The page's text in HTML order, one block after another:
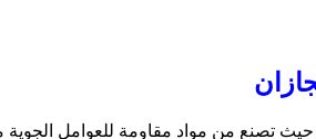
تصنع من مواد مقاومة للعوامل الجوية